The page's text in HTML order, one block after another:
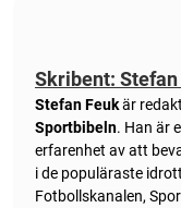
Skribent: Stefan
Stefan Feukär
Sportbibeln. Han är
erfarenhet av att
i de populäraste
Fotbollskanalen,